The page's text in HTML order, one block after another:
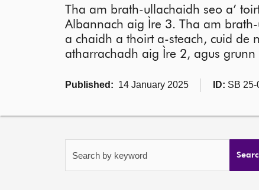
Tha am brath-ullachaidh seo a’
Albannach aig Ìre 3. Tha am
a chaidh a thoirt a-steach, cuid de
atharrachadh aig Ìre 2, agus
Published: 14 January 2025 ID: SB 25-
Search by keyword